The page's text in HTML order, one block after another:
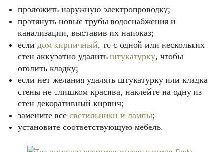
проложить наружную электропроводку;
протянуть новые трубы водоснабжения и
канализации, выставив их напоказ;
если дом кирпичный, то с одной или нескольких
стен аккуратно удалить штукатурку, чтобы
оголить кладку;
если нет желания удалять штукатурку или кладка
стены не слишком красива, наклейте на одну из
стен декоративный кирпич;
замените все светильники и лампы;
установите соответствующую мебель.